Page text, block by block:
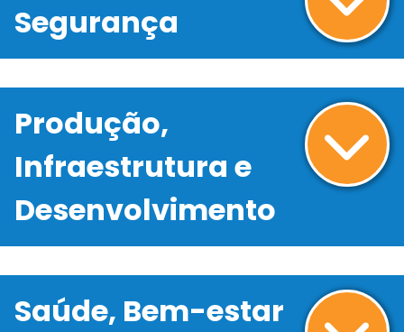
Segurança
Produção,
Infraestrutura e
Desenvolvimento
Saúde, Bem-estar